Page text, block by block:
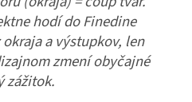
hodí do Finedine
a výstupkov, len
zmení obyčajné
zážitok.